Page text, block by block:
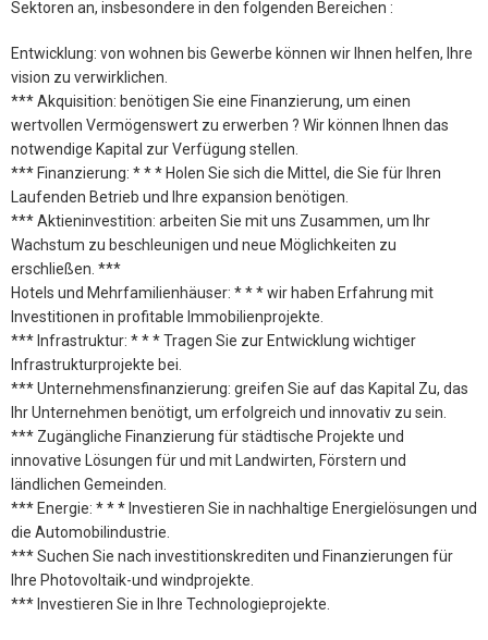
Sektoren an, insbesondere in den folgenden Bereichen :
Entwicklung: von wohnen bis Gewerbe können wir Ihnen helfen, Ihre
vision zu verwirklichen.
*** Akquisition: benötigen Sie eine Finanzierung, um einen
wertvollen Vermögenswert zu erwerben ? Wir können Ihnen das
notwendige Kapital zur Verfügung stellen.
*** Finanzierung: * * * Holen Sie sich die Mittel, die Sie für Ihren
Laufenden Betrieb und Ihre expansion benötigen.
*** Aktieninvestition: arbeiten Sie mit uns Zusammen, um Ihr
Wachstum zu beschleunigen und neue Möglichkeiten zu
erschließen. ***
Hotels und Mehrfamilienhäuser: * * * wir haben Erfahrung mit
Investitionen in profitable Immobilienprojekte.
*** Infrastruktur: * * * Tragen Sie zur Entwicklung wichtiger
Infrastrukturprojekte bei.
*** Unternehmensfinanzierung: greifen Sie auf das Kapital Zu, das
Ihr Unternehmen benötigt, um erfolgreich und innovativ zu sein.
*** Zugängliche Finanzierung für städtische Projekte und
innovative Lösungen für und mit Landwirten, Förstern und
ländlichen Gemeinden.
*** Energie: * * * Investieren Sie in nachhaltige Energielösungen und
die Automobilindustrie.
*** Suchen Sie nach investitionskrediten und Finanzierungen für
Ihre Photovoltaik-und windprojekte.
*** Investieren Sie in Ihre Technologieprojekte.